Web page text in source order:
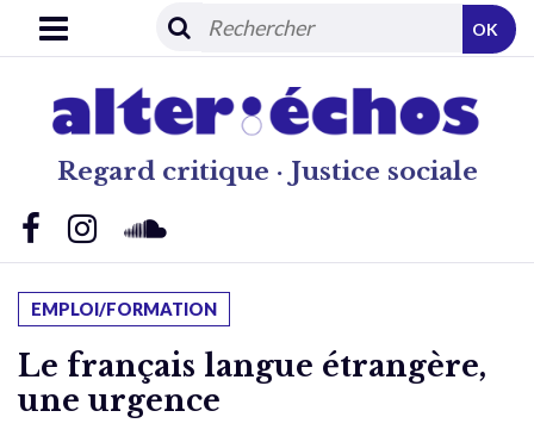
Regard critique · Justice sociale
OK
EMPLOI/FORMATION
Le français langue étrangère,
une urgence